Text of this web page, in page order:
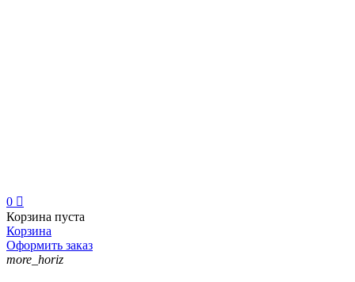
0 
Корзина пуста
Корзина
Оформить заказ
more_horiz